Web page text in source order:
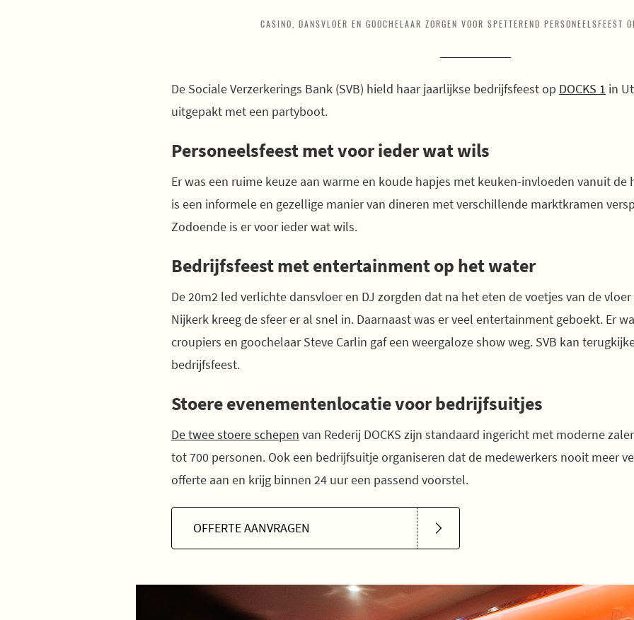
CASINO, DANSVLOER EN GOOCHELAAR ZORGEN VOOR SPETTEREND PERSONEELSFEEST
De Sociale Verzerkerings Bank (SVB) hield haar jaarlijkse bedrijfsfeest op DOCKS 1 in
uitgepakt met een partyboot.
Personeelsfeest met voor ieder wat wils
Er was een ruime keuze aan warme en koude hapjes met keuken-invloeden vanuit
is een informele en gezellige manier van dineren met verschillende marktkramen
Zodoende is er voor ieder wat wils.
Bedrijfsfeest met entertainment op het water
De 20m2 led verlichte dansvloer en DJ zorgden dat na het eten de voetjes van de
Nijkerk kreeg de sfeer er al snel in. Daarnaast was er veel entertainment geboekt. Er
croupiers en goochelaar Steve Carlin gaf een weergaloze show weg. SVB kan
bedrijfsfeest.
Stoere evenementenlocatie voor bedrijfsuitjes
De twee stoere schepen van Rederij DOCKS zijn standaard ingericht met moderne
tot 700 personen. Ook een bedrijfsuitje organiseren dat de medewerkers nooit meer
offerte aan en krijg binnen 24 uur een passend voorstel.
OFFERTE AANVRAGEN